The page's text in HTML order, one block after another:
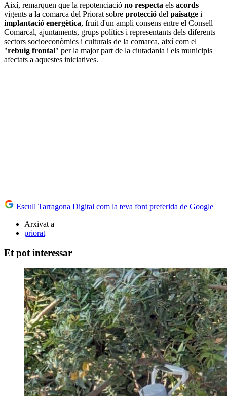
Així, remarquen que la repotenciació no respecta els acords
vigents a la comarca del Priorat sobre protecció del paisatge i
implantació energètica, fruit d'un ampli consens entre el Consell
Comarcal, ajuntaments, grups polítics i representants dels diferents
sectors socioeconòmics i culturals de la comarca, així com el
"rebuig frontal" per la major part de la ciutadania i els municipis
afectats a aquestes iniciatives.
Escull Tarragona Digital com la teva font preferida de Google
Arxivat a
priorat
Et pot interessar